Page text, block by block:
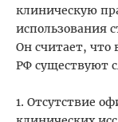
клиническую
использования
Он считает, что
РФ существуют
1. Отсутствие